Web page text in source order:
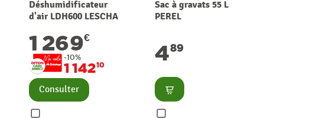
Déshumidificateur
d'air LDH600 LESCHA
1 269€
-10%
1 14210
Consulter
Sac à gravats 55 L
PEREL
489
Consulter